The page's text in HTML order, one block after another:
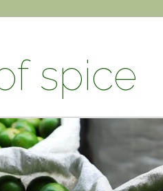
spice